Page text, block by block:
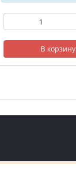
В корзину